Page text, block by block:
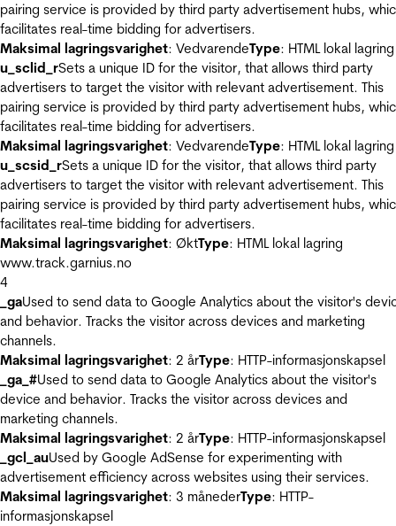
pairing service is provided by third party advertisement hubs,
facilitates real-time bidding for advertisers.
Maksimal lagringsvarighet: VedvarendeType: HTML lokal lagring
u_sclid_rSets a unique ID for the visitor, that allows third party
advertisers to target the visitor with relevant advertisement. This
pairing service is provided by third party advertisement hubs,
facilitates real-time bidding for advertisers.
Maksimal lagringsvarighet: VedvarendeType: HTML lokal lagring
u_scsid_rSets a unique ID for the visitor, that allows third party
advertisers to target the visitor with relevant advertisement. This
pairing service is provided by third party advertisement hubs,
facilitates real-time bidding for advertisers.
Maksimal lagringsvarighet: ØktType: HTML lokal lagring
www.track.garnius.no
4
_gaUsed to send data to Google Analytics about the visitor's
and behavior. Tracks the visitor across devices and marketing
channels.
Maksimal lagringsvarighet: 2 årType: HTTP-informasjonskapsel
_ga_#Used to send data to Google Analytics about the visitor's
device and behavior. Tracks the visitor across devices and
marketing channels.
Maksimal lagringsvarighet: 2 årType: HTTP-informasjonskapsel
_gcl_auUsed by Google AdSense for experimenting with
advertisement efficiency across websites using their services.
Maksimal lagringsvarighet: 3 månederType: HTTP-
informasjonskapsel